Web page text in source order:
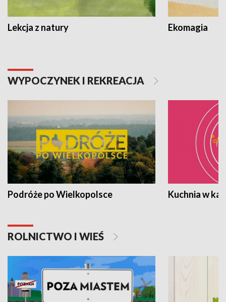
Lekcja z natury Ekomagia
WYPOCZYNEK I REKREACJA
Podróże po Wielkopolsce Kuchnia w
ROLNICTWO I WIEŚ